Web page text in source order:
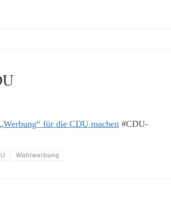
für die CDU machen #CDU-
Wahlwerbung